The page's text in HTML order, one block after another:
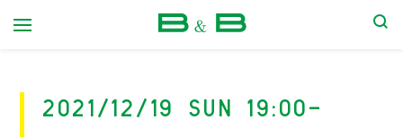
2021/12/19 Sun 19:00-